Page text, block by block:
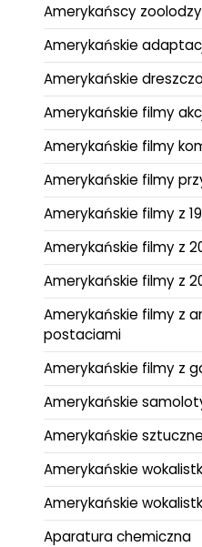
Amerykańscy zoolodzy
Amerykańskie
Amerykańskie
Amerykańskie filmy
Amerykańskie filmy
Amerykańskie filmy
Amerykańskie filmy z
Amerykańskie filmy z
Amerykańskie filmy z
Amerykańskie filmy z
postaciami
Amerykańskie filmy z
Amerykańskie
Amerykańskie
Amerykańskie
Amerykańskie
Aparatura chemiczna